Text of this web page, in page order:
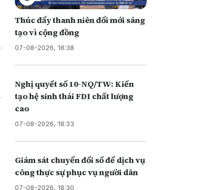
Thúc đẩy thanh niên đổi mới sáng
tạo vì cộng đồng
07-08-2026, 18:38
Nghị quyết số 10-NQ/TW: Kiến
tạo hệ sinh thái FDI chất lượng
cao
07-08-2026, 18:33
Giám sát chuyển đổi số để dịch vụ
công thực sự phục vụ người dân
07-08-2026, 18:30